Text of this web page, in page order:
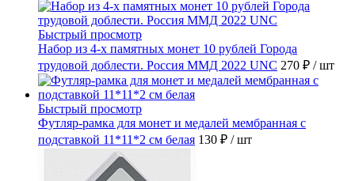
Быстрый просмотр
Набор из 4-х памятных монет 10 рублей Города
трудовой доблести. Россия ММД 2022 UNC 270 ₽ / шт
Быстрый просмотр
Футляр-рамка для монет и медалей мембранная с
подставкой 11*11*2 см белая 130 ₽ / шт